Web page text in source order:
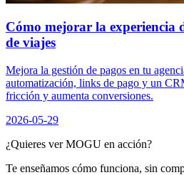
Cómo mejorar la experiencia
de viajes
Mejora la gestión de pagos en tu
automatización, links de pago y un
fricción y aumenta conversiones.
2026-05-29
¿Quieres ver MOGU en acción?
Te enseñamos cómo funciona, sin